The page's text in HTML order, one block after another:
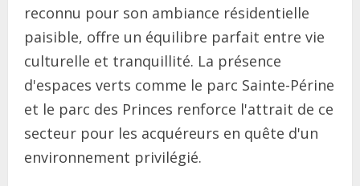
reconnu pour son ambiance résidentielle
paisible, offre un équilibre parfait entre vie
culturelle et tranquillité. La présence
d'espaces verts comme le parc Sainte-Périne
et le parc des Princes renforce l'attrait de ce
secteur pour les acquéreurs en quête d'un
environnement privilégié.